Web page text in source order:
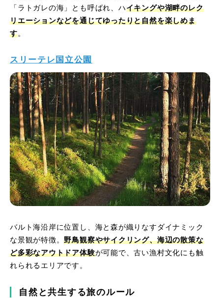
「ラトガレの海」とも呼ばれ、ハイキングや湖畔のレク
リエーションなどを通じてゆったりと自然を楽しめま
す。
スリーテレ国立公園
バルト海沿岸に位置し、海と森が織りなすダイナミック
な景観が特徴。野鳥観察やサイクリング、海辺の散策な
ど多彩なアウトドア体験が可能で、古い漁村文化にも触
れられるエリアです。
自然と共生する旅のルール